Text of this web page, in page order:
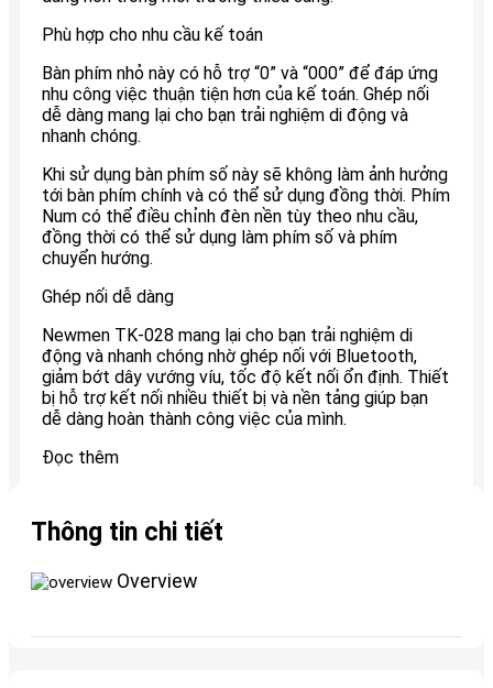
Phù hợp cho nhu cầu kế toán
Bàn phím nhỏ này có hỗ trợ “0” và “000” để đáp ứng
nhu công việc thuận tiện hơn của kế toán. Ghép nối
dễ dàng mang lại cho bạn trải nghiệm di động và
nhanh chóng.
Khi sử dụng bàn phím số này sẽ không làm ảnh hưởng
tới bàn phím chính và có thể sử dụng đồng thời. Phím
Num có thể điều chỉnh đèn nền tùy theo nhu cầu,
đồng thời có thể sử dụng làm phím số và phím
chuyển hướng.
Ghép nối dễ dàng
Newmen TK-028 mang lại cho bạn trải nghiệm di
động và nhanh chóng nhờ ghép nối với Bluetooth,
giảm bớt dây vướng víu, tốc độ kết nối ổn định. Thiết
bị hỗ trợ kết nối nhiều thiết bị và nền tảng giúp bạn
dễ dàng hoàn thành công việc của mình.
Đọc thêm
Thông tin chi tiết
Overview